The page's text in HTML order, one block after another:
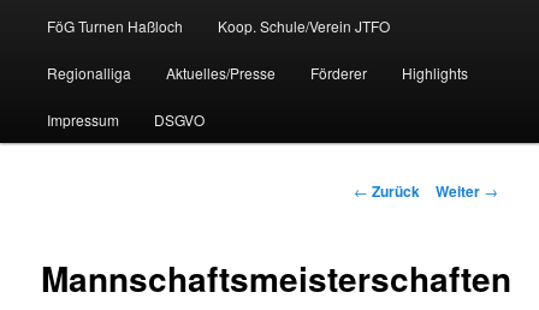
FöG Turnen Haßloch Koop. Schule/Verein JTFO
Regionalliga Aktuelles/Presse Förderer Highlights
Impressum DSGVO
Beitrags-
← Zurück Weiter →
Mannschaftsmeisterschaften